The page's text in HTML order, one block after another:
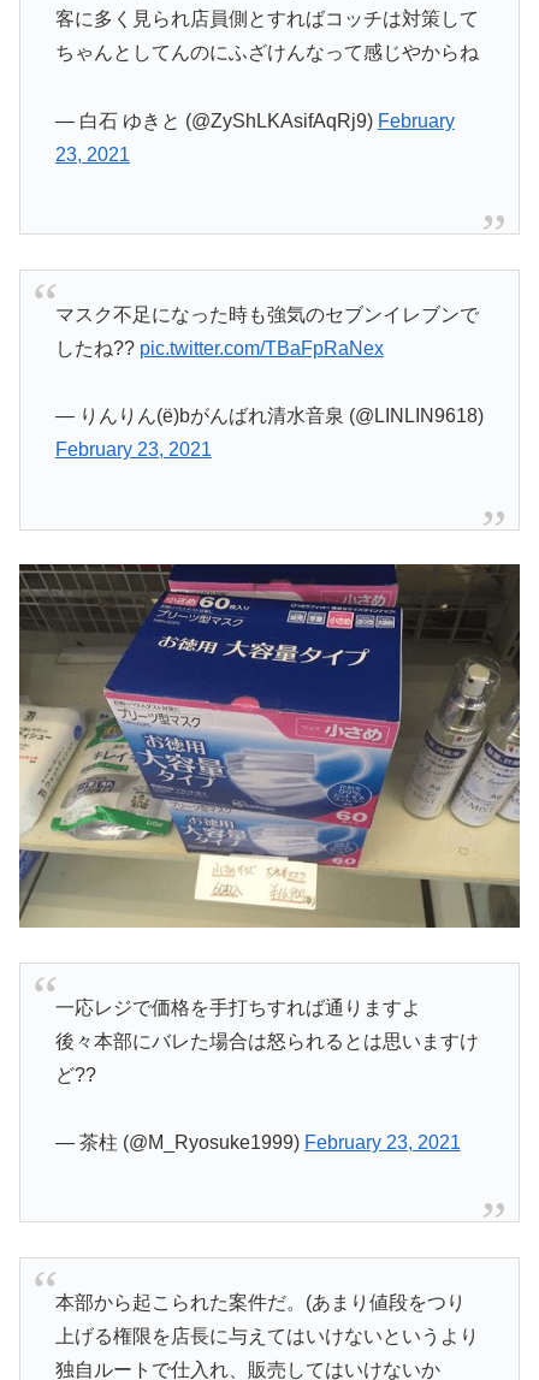
客に多く見られ店員側とすればコッチは対策して
ちゃんとしてんのにふざけんなって感じやからね
— 白石 ゆきと (@ZyShLKAsifAqRj9) February
23, 2021
マスク不足になった時も強気のセブンイレブンで
したね?? pic.twitter.com/TBaFpRaNex
— りんりん(ё)bがんばれ清水音泉 (@LINLIN9618)
February 23, 2021
一応レジで価格を手打ちすれば通りますよ
後々本部にバレた場合は怒られるとは思いますけ
ど??
— 茶柱 (@M_Ryosuke1999) February 23, 2021
本部から起こられた案件だ。(あまり値段をつり
上げる権限を店長に与えてはいけないというより
独自ルートで仕入れ、販売してはいけないか